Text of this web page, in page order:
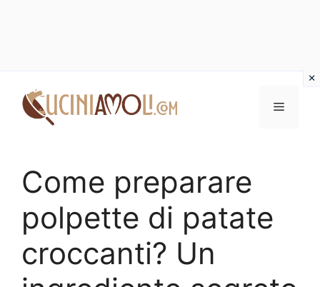
contenuto
Menu
Come preparare
polpette di patate
croccanti? Un